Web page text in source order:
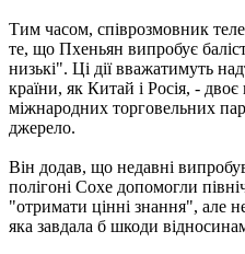
Тим часом, співрозмовник
те, що Пхеньян випробує
низькі". Ці дії вважатимуть
країни, як Китай і Росія, -
міжнародних торговельних
джерело.
Він додав, що недавні
полігоні Сохе допомогли
"отримати цінні знання", але
яка завдала б шкоди